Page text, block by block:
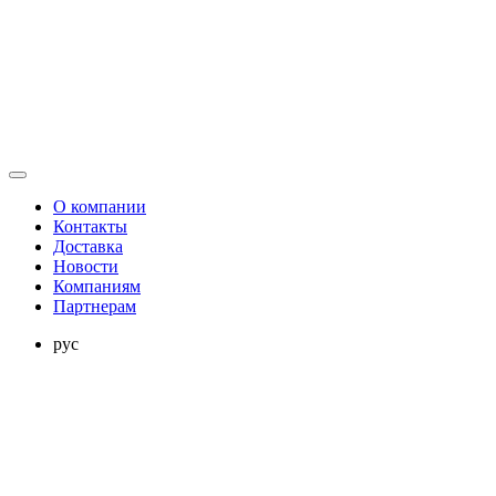
О компании
Контакты
Доставка
Новости
Компаниям
Партнерам
рус